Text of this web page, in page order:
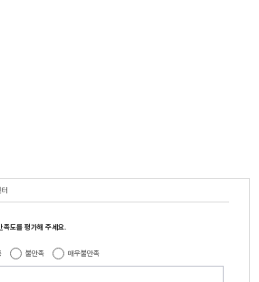
족도를 평가해 주세요.
불만족 매우불만족